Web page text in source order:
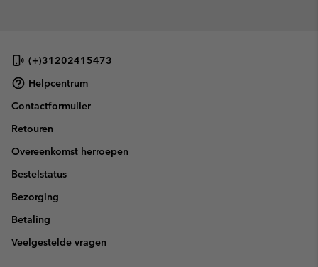
(+)31202415473
Helpcentrum
Contactformulier
Retouren
Overeenkomst herroepen
Bestelstatus
Bezorging
Betaling
Veelgestelde vragen